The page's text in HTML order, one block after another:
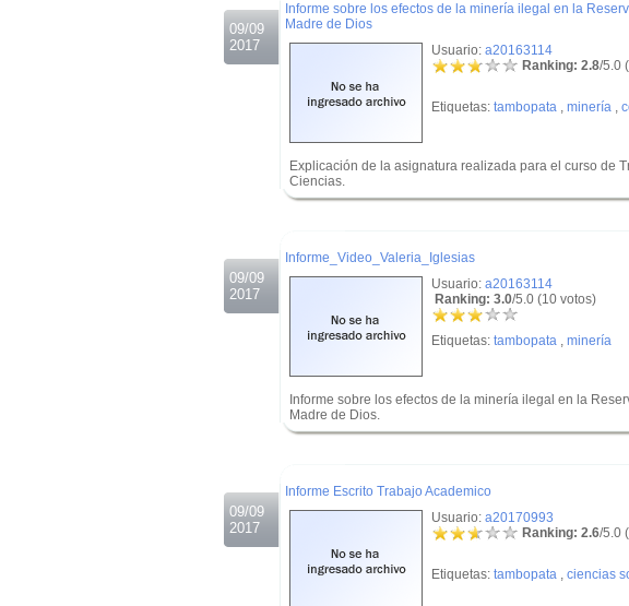
09/09
2017
Informe sobre los efectos de la minería ilegal en la
Madre de Dios
Usuario: a20163114
Ranking: 2.8/5.0
Etiquetas: tambopata , minería ,
Explicación de la asignatura realizada para el curso de
Ciencias.
09/09
2017
Informe_Video_Valeria_Iglesias
Usuario: a20163114
Ranking: 3.0/5.0 (10 votos)
Etiquetas: tambopata , minería
Informe sobre los efectos de la minería ilegal en la
Madre de Dios.
09/09
2017
Informe Escrito Trabajo Academico
Usuario: a20170993
Ranking: 2.6/5.0
Etiquetas: tambopata , ciencias